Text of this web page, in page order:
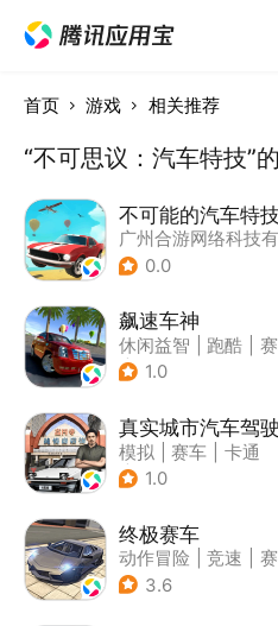
首页 游戏 相关推荐
“不可思议：汽车特技”
不可能的汽车特技
0.0
飙速车神
休闲益智 跑酷
| 漂移
1.0
模拟 赛车
卡通
| 竞速
1.0
终极赛车
动作冒险 竞速
3.6